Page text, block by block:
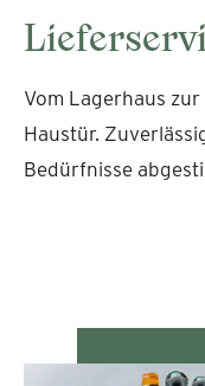
Vom Lagerhaus
Haustür.
Bedürfnisse